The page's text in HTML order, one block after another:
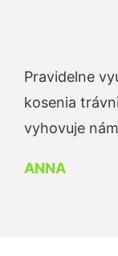
Pravidelne
kosenia
vyhovuje
ANNA